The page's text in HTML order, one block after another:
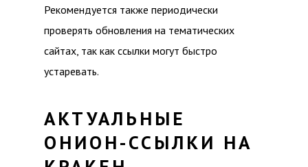
Рекомендуется также периодически
проверять обновления на тематических
сайтах, так как ссылки могут быстро
устаревать.
АКТУАЛЬНЫЕ
ОНИОН-ССЫЛКИ НА